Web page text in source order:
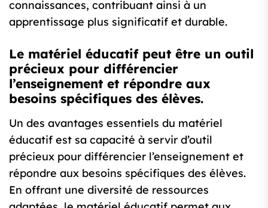
connaissances, contribuant ainsi à un
apprentissage plus significatif et durable.
Le matériel éducatif peut être un outil
précieux pour différencier
l’enseignement et répondre aux
besoins spécifiques des élèves.
Un des avantages essentiels du matériel
éducatif est sa capacité à servir d’outil
précieux pour différencier l’enseignement et
répondre aux besoins spécifiques des élèves.
En offrant une diversité de ressources